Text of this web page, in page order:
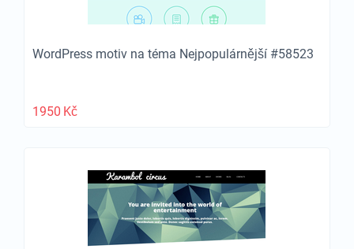
WordPress motiv na téma Nejpopulárnější #58523
1950 Kč